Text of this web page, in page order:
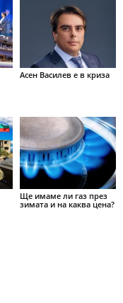
Асен Василев е в криза
Ще имаме ли газ през
зимата и на каква цена?